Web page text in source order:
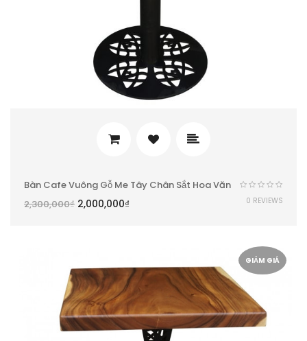
Bàn Cafe Vuông Gỗ Me Tây Chân Sắt Hoa Văn
2,300,000₫ 2,000,000₫ 0 REVIEWS
GIẢM GIÁ